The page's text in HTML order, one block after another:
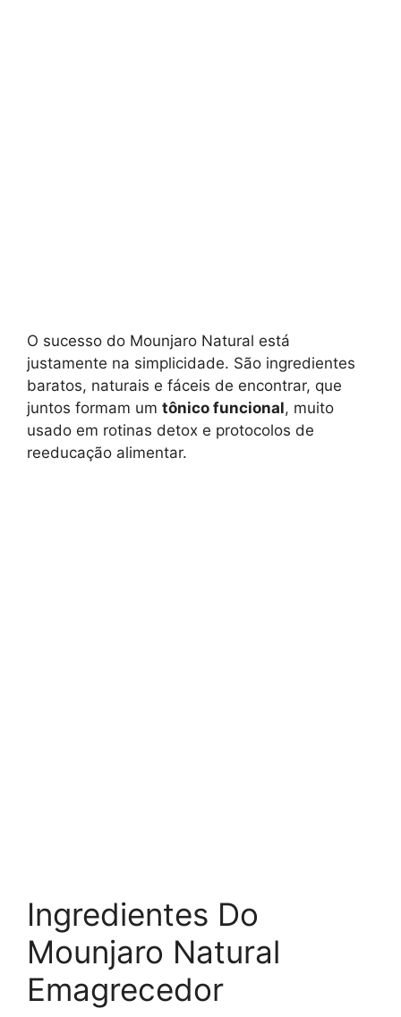
O sucesso do Mounjaro Natural está
justamente na simplicidade. São ingredientes
baratos, naturais e fáceis de encontrar, que
juntos formam um tônico funcional, muito
usado em rotinas detox e protocolos de
reeducação alimentar.
Ingredientes Do
Mounjaro Natural
Emagrecedor